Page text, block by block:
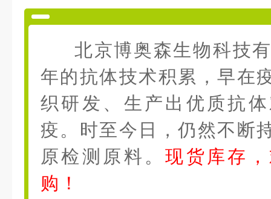
北京博奥森生物科技
年的抗体技术积累，早在
织研发、生产出优质抗
疫。时至今日，仍然不断
原检测原料。现货库存
购！